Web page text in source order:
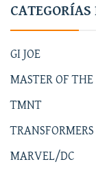
CATEGORÍAS
GI JOE
MASTER OF
TMNT
TRANSFORMERS
MARVEL/DC